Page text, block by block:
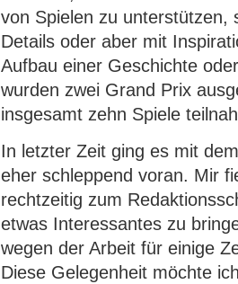
von Spielen zu unterstützen,
Details oder aber mit
Aufbau einer Geschichte
wurden zwei Grand Prix
insgesamt zehn Spiele
In letzter Zeit ging es mit
eher schleppend voran. Mir
rechtzeitig zum
etwas Interessantes zu
wegen der Arbeit für einige
Diese Gelegenheit möchte